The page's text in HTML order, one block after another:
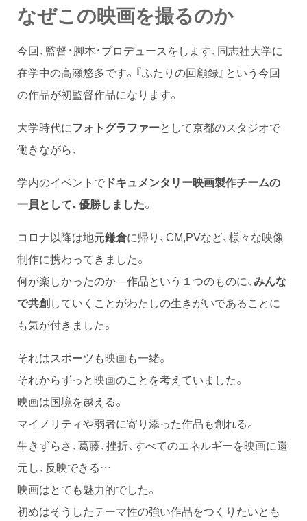
なぜこの映画を撮るのか
今回、監督・脚本・プロデュースをします、同志社大学に
在学中の高瀬悠多です。『ふたりの回顧録』という今回
の作品が初監督作品になります。
大学時代にフォトグラファーとして京都のスタジオで
働きながら、
学内のイベントで ドキュメンタリー映画製作チームの
一員として、優勝しました。
コロナ以降は地元鎌倉に帰り、CM,PVなど、様々な映像
制作に携わってきました。
何が楽しかったのか―作品という１つのものに、みんな
で共創していくことがわたしの生きがいであることに
も気が付きました。
それはスポーツも映画も一緒。
それからずっと映画のことを考えていました。
映画は国境を越える。
マイノリティや弱者に寄り添った作品も創れる。
生きずらさ、葛藤、挫折、すべてのエネルギーを映画に還
元し、反映できる…
映画はとても魅力的でした。
初めはそうしたテーマ性の強い作品をつくりたいとも